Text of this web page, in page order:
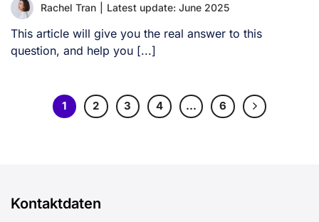
Rachel Tran Latest update: June 2025
This article will give you the real answer to this
question, and help you [...]
1 2 3 4 … 6
Kontaktdaten